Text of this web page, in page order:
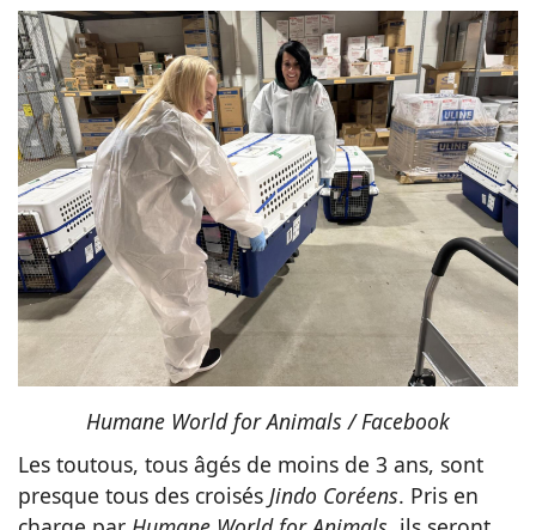
Humane World for Animals / Facebook
Les toutous, tous âgés de moins de 3 ans, sont
presque tous des croisés Jindo Coréens. Pris en